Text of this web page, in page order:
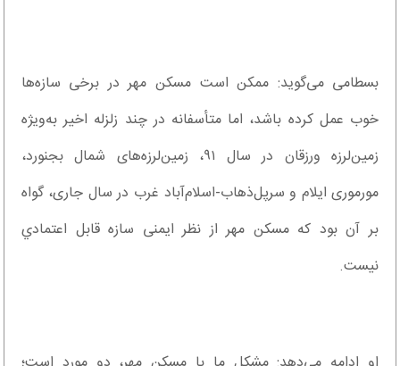
بسطامی می‌گوید: ممکن است مسکن مهر در برخی سازه‌ها
خوب عمل کرده باشد، اما متأسفانه در چند زلزله اخیر به‌ویژه
زمین‌لرزه ورزقان در سال ٩١، زمین‌لرزه‌های شمال بجنورد،
مورموری ایلام و سرپل‌ذهاب-اسلام‌آباد غرب در سال جاری، گواه
بر آن بود که مسکن مهر از نظر ایمنی سازه قابل اعتمادي
نیست.